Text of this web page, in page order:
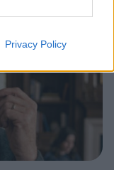
Privacy Policy